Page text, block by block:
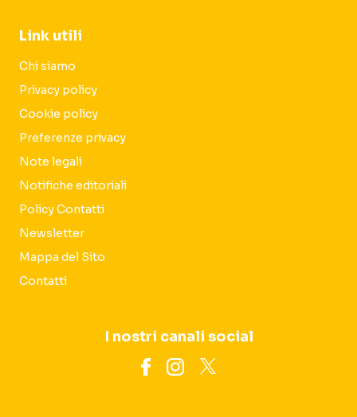
Link utili
Chi siamo
Privacy policy
Cookie policy
Preferenze privacy
Note legali
Notifiche editoriali
Policy Contatti
Newsletter
Mappa del Sito
Contatti
I nostri canali social